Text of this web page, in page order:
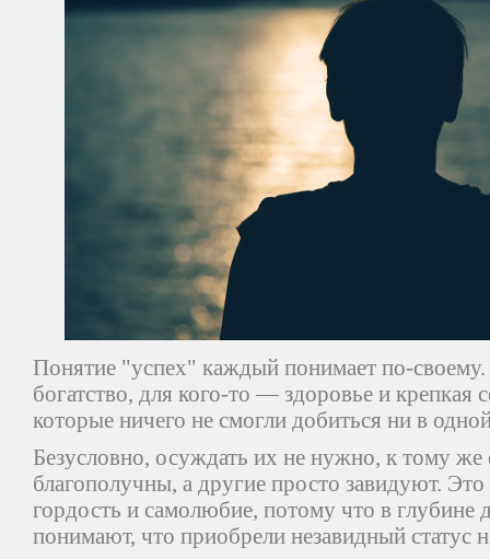
Понятие "успех" каждый понимает по-своему.
богатство, для кого-то — здоровье и
которые ничего не смогли добиться ни в
Безусловно, осуждать их не нужно, к тому
благополучны, а другие просто завидуют.
гордость и самолюбие, потому что в глубине
понимают, что приобрели незавидный статус